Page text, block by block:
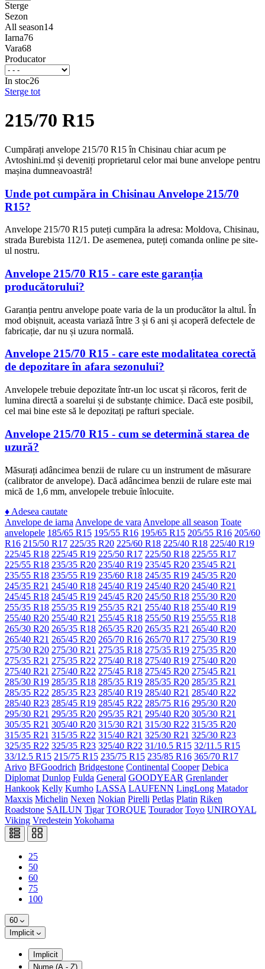
Sterge
Sezon
All season14
Iarna76
Vara68
Producator
In stoc26
Sterge tot
215/70 R15
Cumpărați anvelope 215/70 R15 în Chisinau chiar acum pe
Avtoshini.md și deveniți proprietarul celor mai bune anvelope pentru
mașina dumneavoastră!
Unde pot cumpăra in Chisinau Anvelope 215/70
R15?
Anvelope 215/70 R15 puteți cumpăra la adresa: Moldova, Chisinau,
strada Burebista 112/1. De asemenea, puteți comanda online pe site-
ul nostru.
Anvelope 215/70 R15 - care este garanția
producătorului?
Garanția pentru anvelope poate varia de la un producător la altul. În
mod obișnuit, aceasta variază între 3 și 6 ani și acoperă defectele de
fabricație, dar nu și uzura normală.
Anvelope 215/70 R15 - care este modalitatea corectă
de depozitare în afara sezonului?
Anvelopele trebuie depozitate într-un loc uscat și răcoros, ferit de
lumina directă a soarelui și de substanțe chimice. Dacă este posibil,
cel mai bine este să le depozitați pe rafturi speciale.
Anvelope 215/70 R15 - cum se determină starea de
uzură?
Măsurați adâncimea benzii de rulare cu un instrument de măsurare
(calibrator de anvelope). Dacă adâncimea benzii de rulare este mai
mică de 1,6 mm, anvelopele trebuie înlocuite.
♦ Adesea cautate
Anvelope de iarna Anvelope de vara Anvelope all season Toate
anvelopele 185/65 R15 195/55 R16 195/65 R15 205/55 R16 205/60
R16 215/50 R17 225/35 R20 225/60 R18 225/40 R18 225/40 R19
225/45 R18 225/45 R19 225/50 R17 225/50 R18 225/55 R17
225/55 R18 235/35 R20 235/40 R19 235/45 R20 235/45 R21
235/55 R18 235/55 R19 235/60 R18 245/35 R19 245/35 R20
245/35 R21 245/40 R18 245/40 R19 245/40 R20 245/40 R21
245/45 R18 245/45 R19 245/45 R20 245/50 R18 255/30 R20
255/35 R18 255/35 R19 255/35 R21 255/40 R18 255/40 R19
255/40 R20 255/40 R21 255/45 R18 255/50 R19 255/55 R18
265/30 R20 265/35 R18 265/35 R20 265/35 R21 265/40 R20
265/40 R21 265/45 R20 265/70 R16 265/70 R17 275/30 R19
275/30 R20 275/30 R21 275/35 R18 275/35 R19 275/35 R20
275/35 R21 275/35 R22 275/40 R18 275/40 R19 275/40 R20
275/40 R21 275/40 R22 275/45 R18 275/45 R20 275/45 R21
285/30 R19 285/35 R18 285/35 R19 285/35 R20 285/35 R21
285/35 R22 285/35 R23 285/40 R19 285/40 R21 285/40 R22
285/40 R23 285/45 R19 285/45 R22 285/75 R16 295/30 R20
295/30 R21 295/35 R20 295/35 R21 295/40 R20 305/30 R21
305/35 R21 305/40 R20 315/30 R21 315/30 R22 315/35 R20
315/35 R21 315/35 R22 315/40 R21 325/30 R21 325/30 R23
325/35 R22 325/35 R23 325/40 R22 31/10.5 R15 32/11.5 R15
33/12.5 R15 215/75 R15 235/75 R15 235/85 R16 365/70 R17
Arivo BFGoodrich Bridgestone Continental Cooper Debica
Diplomat Dunlop Fulda General GOODYEAR Grenlander
Hankook Kelly Kumho LASSA LAUFENN LingLong Matador
Maxxis Michelin Nexen Nokian Pirelli Petlas Platin Riken
Roadstone SAILUN Tigar TORQUE Tourador Toyo UNIROYAL
Viking Vredestein Yokohama
25
50
60
75
100
60
Implicit
Implicit
Nume (A - Z)